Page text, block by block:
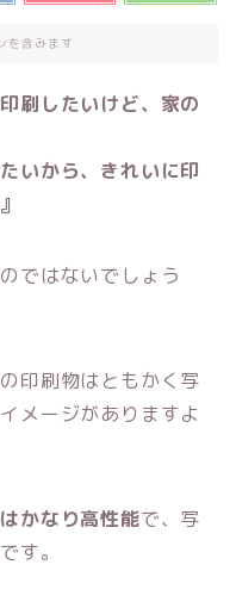
を含みます
刷したいけど、家の
いから、きれいに印
ではないでしょう
印刷物はともかく写
メージがありますよ
かなり高性能で、写
す。